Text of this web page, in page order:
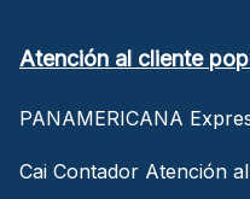
Atención al cliente
PANAMERICANA
Cai Contador Atención